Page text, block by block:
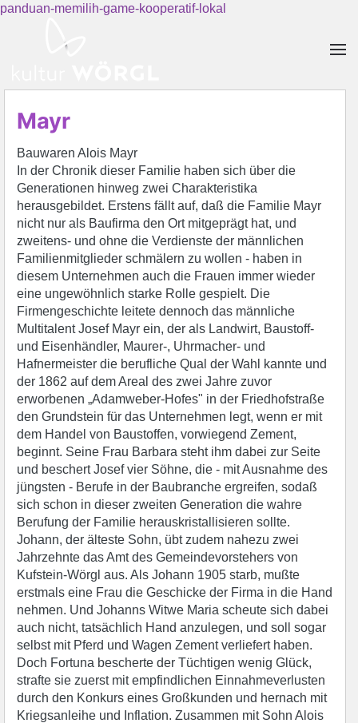
panduan-memilih-game-kooperatif-lokal
Mayr
Bauwaren Alois Mayr
In der Chronik dieser Familie haben sich über die
Generationen hinweg zwei Charakteristika
herausgebildet. Erstens fällt auf, daß die Familie Mayr
nicht nur als Baufirma den Ort mitgeprägt hat, und
zweitens- und ohne die Verdienste der männlichen
Familienmitglieder schmälern zu wollen - haben in
diesem Unternehmen auch die Frauen immer wieder
eine ungewöhnlich starke Rolle gespielt. Die
Firmengeschichte leitete dennoch das männliche
Multitalent Josef Mayr ein, der als Landwirt, Baustoff-
und Eisenhändler, Maurer-, Uhrmacher- und
Hafnermeister die berufliche Qual der Wahl kannte und
der 1862 auf dem Areal des zwei Jahre zuvor
erworbenen „Adamweber-Hofes" in der Friedhofstraße
den Grundstein für das Unternehmen legt, wenn er mit
dem Handel von Baustoffen, vorwiegend Zement,
beginnt. Seine Frau Barbara steht ihm dabei zur Seite
und beschert Josef vier Söhne, die - mit Ausnahme des
jüngsten - Berufe in der Baubranche ergreifen, sodaß
sich schon in dieser zweiten Generation die wahre
Berufung der Familie herauskristallisieren sollte.
Johann, der älteste Sohn, übt zudem nahezu zwei
Jahrzehnte das Amt des Gemeindevorstehers von
Kufstein-Wörgl aus. Als Johann 1905 starb, mußte
erstmals eine Frau die Geschicke der Firma in die Hand
nehmen. Und Johanns Witwe Maria scheute sich dabei
auch nicht, tatsächlich Hand anzulegen, und soll sogar
selbst mit Pferd und Wagen Zement verliefert haben.
Doch Fortuna bescherte der Tüchtigen wenig Glück,
strafte sie zuerst mit empfindlichen Einnahmeverlusten
durch den Konkurs eines Großkunden und hernach mit
Kriegsanleihe und Inflation. Zusammen mit Sohn Alois